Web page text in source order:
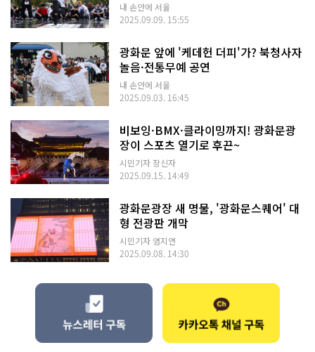
내 손안에 서울
2025.09.09. 15:55
광화문 앞에 '케데헌 더피'가? 북청사자
놀음·전통무예 공연
내 손안에 서울
2025.09.03. 16:45
비보잉·BMX·클라이밍까지! 광화문광
장이 스포츠 열기로 후끈~
시민기자 장신자
2025.09.15. 14:49
광화문광장 새 명물, '광화문스퀘어' 대
형 전광판 개막
시민기자 염지연
2025.09.08. 14:30